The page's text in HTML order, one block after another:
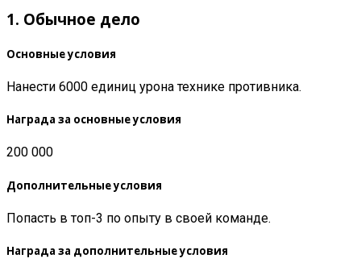
1. Обычное дело
Основные условия
Нанести 6000 единиц урона технике противника.
Награда за основные условия
200 000
Дополнительные условия
Попасть в топ-3 по опыту в своей команде.
Награда за дополнительные условия